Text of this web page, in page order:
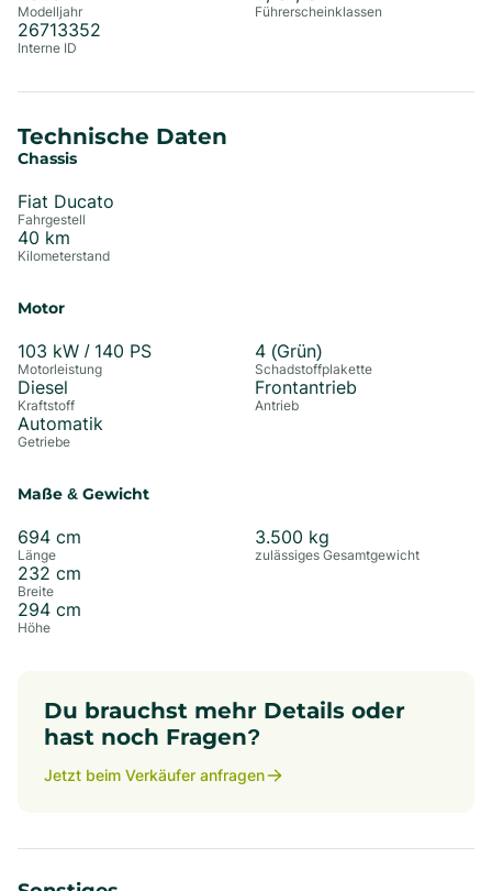
Modelljahr
26713352
Interne ID
Führerscheinklassen
Technische Daten
Chassis
Fiat Ducato
Fahrgestell
40 km
Kilometerstand
Motor
103 kW / 140 PS
Motorleistung
Diesel
Kraftstoff
Automatik
Getriebe
4 (Grün)
Schadstoffplakette
Frontantrieb
Antrieb
Maße & Gewicht
694 cm
Länge
232 cm
Breite
294 cm
Höhe
3.500 kg
zulässiges Gesamtgewicht
Du brauchst mehr Details oder
hast noch Fragen?
Jetzt beim Verkäufer anfragen